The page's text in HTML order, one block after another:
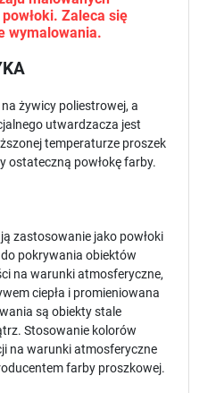
Zaleca się
wymalowania.
żywicy poliestrowej, a
utwardzacza jest
temperaturze proszek
ostateczną powłokę farby.
zastosowanie jako powłoki
pokrywania obiektów
na warunki atmosferyczne,
ciepła i promieniowana
są obiekty stale
Stosowanie kolorów
na warunki atmosferyczne
farby proszkowej.